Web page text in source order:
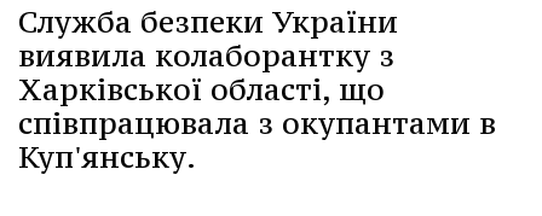
Служба безпеки України
виявила колаборантку з
Харківської області, що
співпрацювала з окупантами в
Куп'янську.